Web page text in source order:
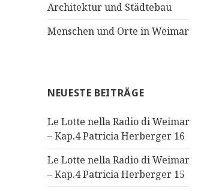
Architektur und Städtebau
Menschen und Orte in Weimar
NEUESTE BEITRÄGE
Le Lotte nella Radio di Weimar
– Kap.4 Patricia Herberger 16
Le Lotte nella Radio di Weimar
– Kap.4 Patricia Herberger 15